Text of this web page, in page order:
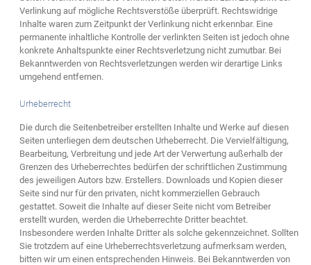
Verlinkung auf mögliche Rechtsverstöße überprüft. Rechtswidrige
Inhalte waren zum Zeitpunkt der Verlinkung nicht erkennbar. Eine
permanente inhaltliche Kontrolle der verlinkten Seiten ist jedoch ohne
konkrete Anhaltspunkte einer Rechtsverletzung nicht zumutbar. Bei
Bekanntwerden von Rechtsverletzungen werden wir derartige Links
umgehend entfernen.
Urheberrecht
Die durch die Seitenbetreiber erstellten Inhalte und Werke auf diesen
Seiten unterliegen dem deutschen Urheberrecht. Die Vervielfältigung,
Bearbeitung, Verbreitung und jede Art der Verwertung außerhalb der
Grenzen des Urheberrechtes bedürfen der schriftlichen Zustimmung
des jeweiligen Autors bzw. Erstellers. Downloads und Kopien dieser
Seite sind nur für den privaten, nicht kommerziellen Gebrauch
gestattet. Soweit die Inhalte auf dieser Seite nicht vom Betreiber
erstellt wurden, werden die Urheberrechte Dritter beachtet.
Insbesondere werden Inhalte Dritter als solche gekennzeichnet. Sollten
Sie trotzdem auf eine Urheberrechtsverletzung aufmerksam werden,
bitten wir um einen entsprechenden Hinweis. Bei Bekanntwerden von